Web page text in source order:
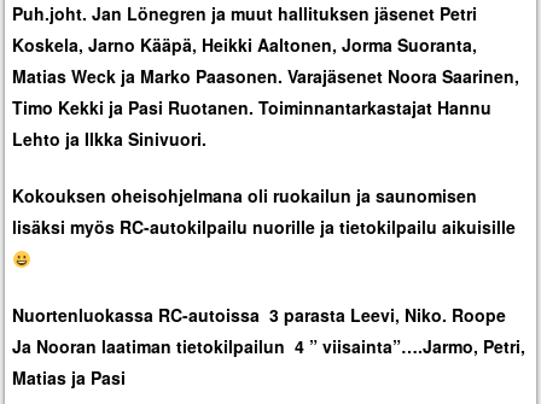
Puh.joht. Jan Lönegren ja muut hallituksen jäsenet Petri
Koskela, Jarno Kääpä, Heikki Aaltonen, Jorma Suoranta,
Matias Weck ja Marko Paasonen. Varajäsenet Noora Saarinen,
Timo Kekki ja Pasi Ruotanen. Toiminnantarkastajat Hannu
Lehto ja Ilkka Sinivuori.
Kokouksen oheisohjelmana oli ruokailun ja saunomisen
lisäksi myös RC-autokilpailu nuorille ja tietokilpailu aikuisille
Nuortenluokassa RC-autoissa 3 parasta Leevi, Niko. Roope
Ja Nooran laatiman tietokilpailun 4 ” viisainta”….Jarmo, Petri,
Matias ja Pasi